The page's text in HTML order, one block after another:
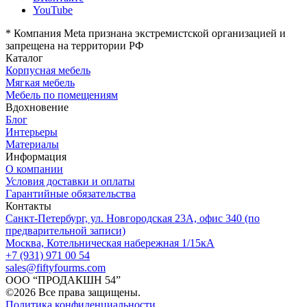
место для отдыха, которое подходит под ваши потребности, а
обеспечивает его долговечность и гармоничный облик.
зависит от объема и дальности перевозки и рассчитывается
YouTube
* Компания Meta признана экстремистской организацией и
запрещена на территории РФ
Каталог
Корпусная мебель
Мягкая мебель
Мебель по помещениям
Вдохновение
Блог
Интерьеры
Материалы
Информация
О компании
Условия доставки и оплаты
Гарантийные обязательства
Контакты
Санкт-Петербург, ул. Новгородская 23А, офис 340 (по
предварительной записи)
Москва, Котельническая набережная 1/15кА
+7 (931) 971 00 54
sales@fiftyfourms.com
ООО “ПРОДАКШН 54”
©2026 Все права защищены.
Политика конфиденциальности